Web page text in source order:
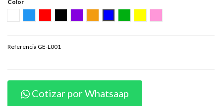
Color
Referencia GE-L001
Cotizar por Whatsaap